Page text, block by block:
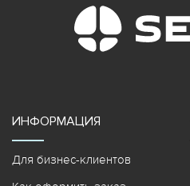
ИНФОРМАЦИЯ
Для бизнес-клиентов